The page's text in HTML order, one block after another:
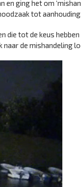
en ging het om
tot
die tot de keus
naar de mishandeling